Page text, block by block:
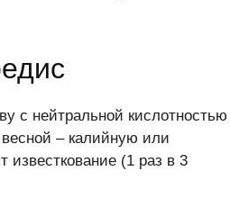
с нейтральной кислотностью
– калийную или
известкование (1 раз в 3